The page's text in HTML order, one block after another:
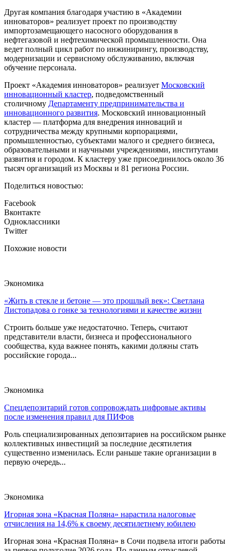
Другая компания благодаря участию в «Академии
инноваторов» реализует проект по производству
импортозамещающего насосного оборудования в
нефтегазовой и нефтехимической промышленности. Она
ведет полный цикл работ по инжинирингу, производству,
модернизации и сервисному обслуживанию, включая
обучение персонала.
Проект «Академия инноваторов» реализует Московский
инновационный кластер, подведомственный
столичному Департаменту предпринимательства и
инновационного развития. Московский инновационный
кластер — платформа для внедрения инноваций и
сотрудничества между крупными корпорациями,
промышленностью, субъектами малого и среднего бизнеса,
образовательными и научными учреждениями, институтами
развития и городом. К кластеру уже присоединилось около 36
тысяч организаций из Москвы и 81 региона России.
Поделиться новостью:
Facebook
Вконтакте
Одноклассники
Twitter
Похожие новости
Экономика
«Жить в стекле и бетоне — это прошлый век»: Светлана
Листопадова о гонке за технологиями и качестве жизни
Строить больше уже недостаточно. Теперь, считают
представители власти, бизнеса и профессионального
сообщества, куда важнее понять, какими должны стать
российские города...
Экономика
Спецдепозитарий готов сопровождать цифровые активы
после изменения правил для ПИФов
Роль специализированных депозитариев на российском рынке
коллективных инвестиций за последние десятилетия
существенно изменилась. Если раньше такие организации в
первую очередь...
Экономика
Игорная зона «Красная Поляна» нарастила налоговые
отчисления на 14,6% к своему десятилетнему юбилею
Игорная зона «Красная Поляна» в Сочи подвела итоги работы